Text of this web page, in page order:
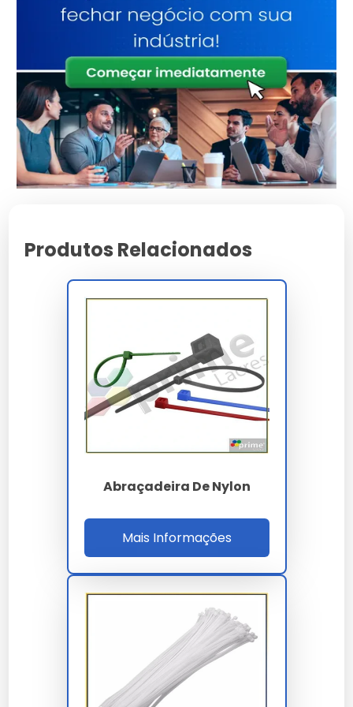
Atributo
Material
Polímeros estruturais
de alta densidade
Normas
Conformidade total
com padrões de
segurança
Acabamento
Tratamento de
proteção UV
integrado
Garantia estendida para garantir tranquilidade ao
Facilidade de instalação e integração em sistemas
Desenvolvido com foco total na sustentabilidade
Suporte comercial direto para demandas em escala
Design moderno que facilita a inspeção e limpeza
Preço e Orçamento
A definição de valores paraabraçadeira de nylon
leva em conta a complexidade técnica e
o volume da sua necessidade. Trabalhamos com
propostas personalizadas para garantir o melhor
custo-benefício em cada projeto.
Onde Comprar Abraçadeira De
Produtos Relacionados
Abraçadeira De Nylon
Mais Informações